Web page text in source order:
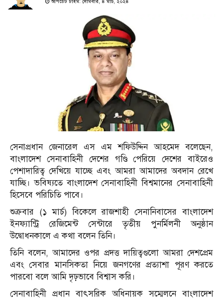
আপডেট টাইম: সোমবার, ৪ মার্চ, ২০২৪
সেনাপ্রধান জেনারেল এস এম শফিউদ্দিন আহমেদ বলেছেন,
বাংলাদেশ সেনাবাহিনী দেশের গণ্ডি পেরিয়ে দেশের বাইরেও
পেশাদারিত্ব দেখিয়ে যাচ্ছে এবং আমরা আমাদের অবদান রেখে
যাচ্ছি। ভবিষ্যতে বাংলাদেশ সেনাবাহিনী বিশ্বমানের সেনাবাহিনী
হিসেবে পরিচিতি পাবে।
শুক্রবার (১ মার্চ) বিকেলে রাজশাহী সেনানিবাসের বাংলাদেশ
ইনফ্যান্ট্রি রেজিমেন্ট সেন্টারে তৃতীয় পুনর্মিলনী অনুষ্ঠান
উদ্বোধনকালে এ কথা বলেন তিনি।
তিনি বলেন, আমাদের ওপর প্রদত্ত দায়িত্বগুলো আমরা দেশপ্রেম
এবং সেবার মানসিকতা নিয়ে জনগণের প্রত্যাশা পূরণ করতে
পারবো বলে আমি দৃঢ়ভাবে বিশ্বাস করি।
সেনাবাহিনী প্রধান বাৎসরিক অধিনায়ক সম্মেলনে বাংলাদেশ